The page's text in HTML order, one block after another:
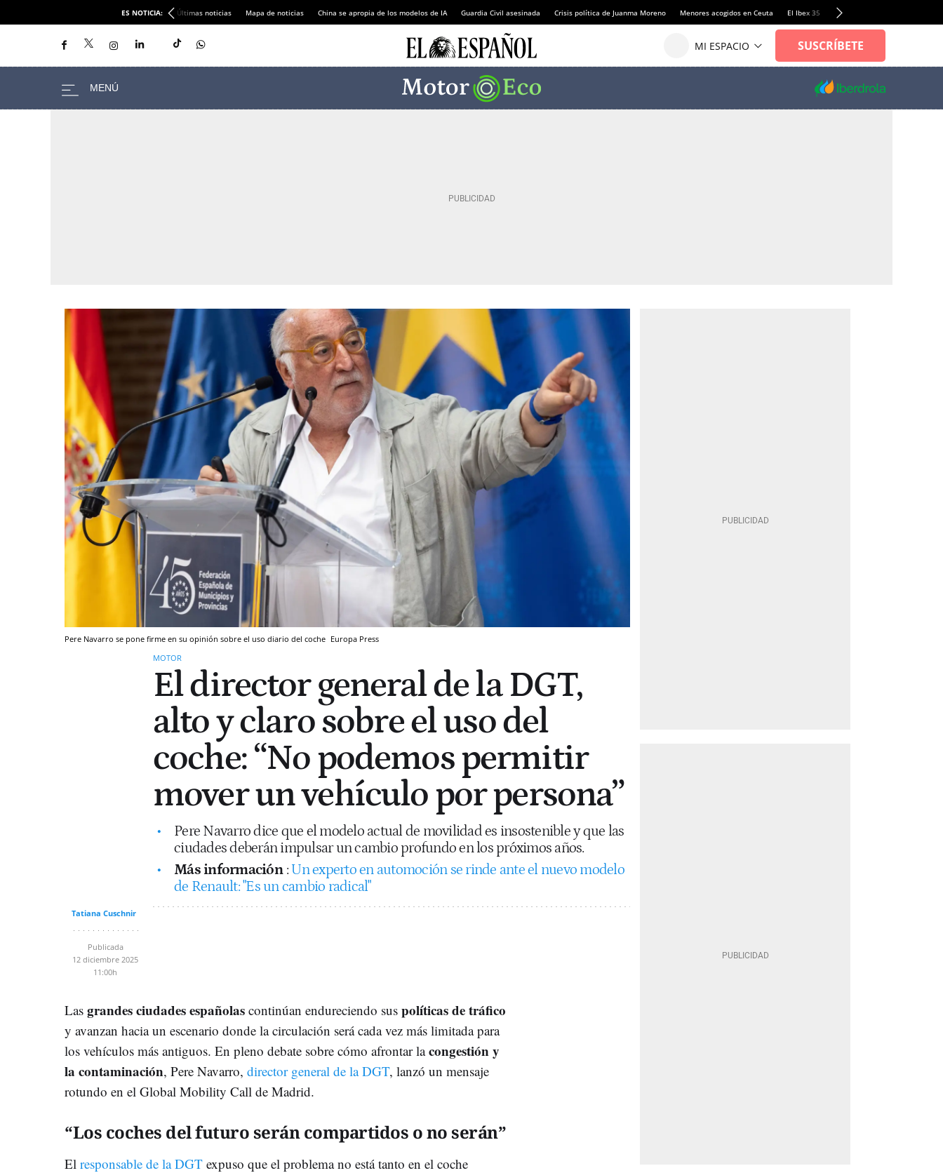
ES NOTICIA: Últimas noticias Mapa de noticias China se apropia de los modelos de IA Guardia Civil asesinada Crisis política de Juanma Moreno Menores acogidos en Ceuta El Ibex 35 Llamadas de alerta Sánchez
Pere Navarro se pone firme en su opinión sobre el uso diario del coche Europa Press
MOTOR
El director general de la DGT,
alto y claro sobre el uso del
coche: “No podemos permitir
mover un vehículo por persona”
Pere Navarro dice que el modelo actual de movilidad es insostenible y que las
ciudades deberán impulsar un cambio profundo en los próximos años.
Más información : Un experto en automoción se rinde ante el nuevo modelo
de Renault: "Es un cambio radical"
Tatiana Cuschnir
Publicada
12 diciembre 2025
11:00h
Las grandes ciudades españolas continúan endureciendo sus políticas de tráfico
y avanzan hacia un escenario donde la circulación será cada vez más limitada para
los vehículos más antiguos. En pleno debate sobre cómo afrontar lacongestión y
la contaminación, Pere Navarro, director general de la DGT, lanzó un mensaje
rotundo en el Global Mobility Call de Madrid.
“Los coches del futuro serán compartidos o no serán”
El responsable de la DGT expuso que el problema no está tanto en el coche